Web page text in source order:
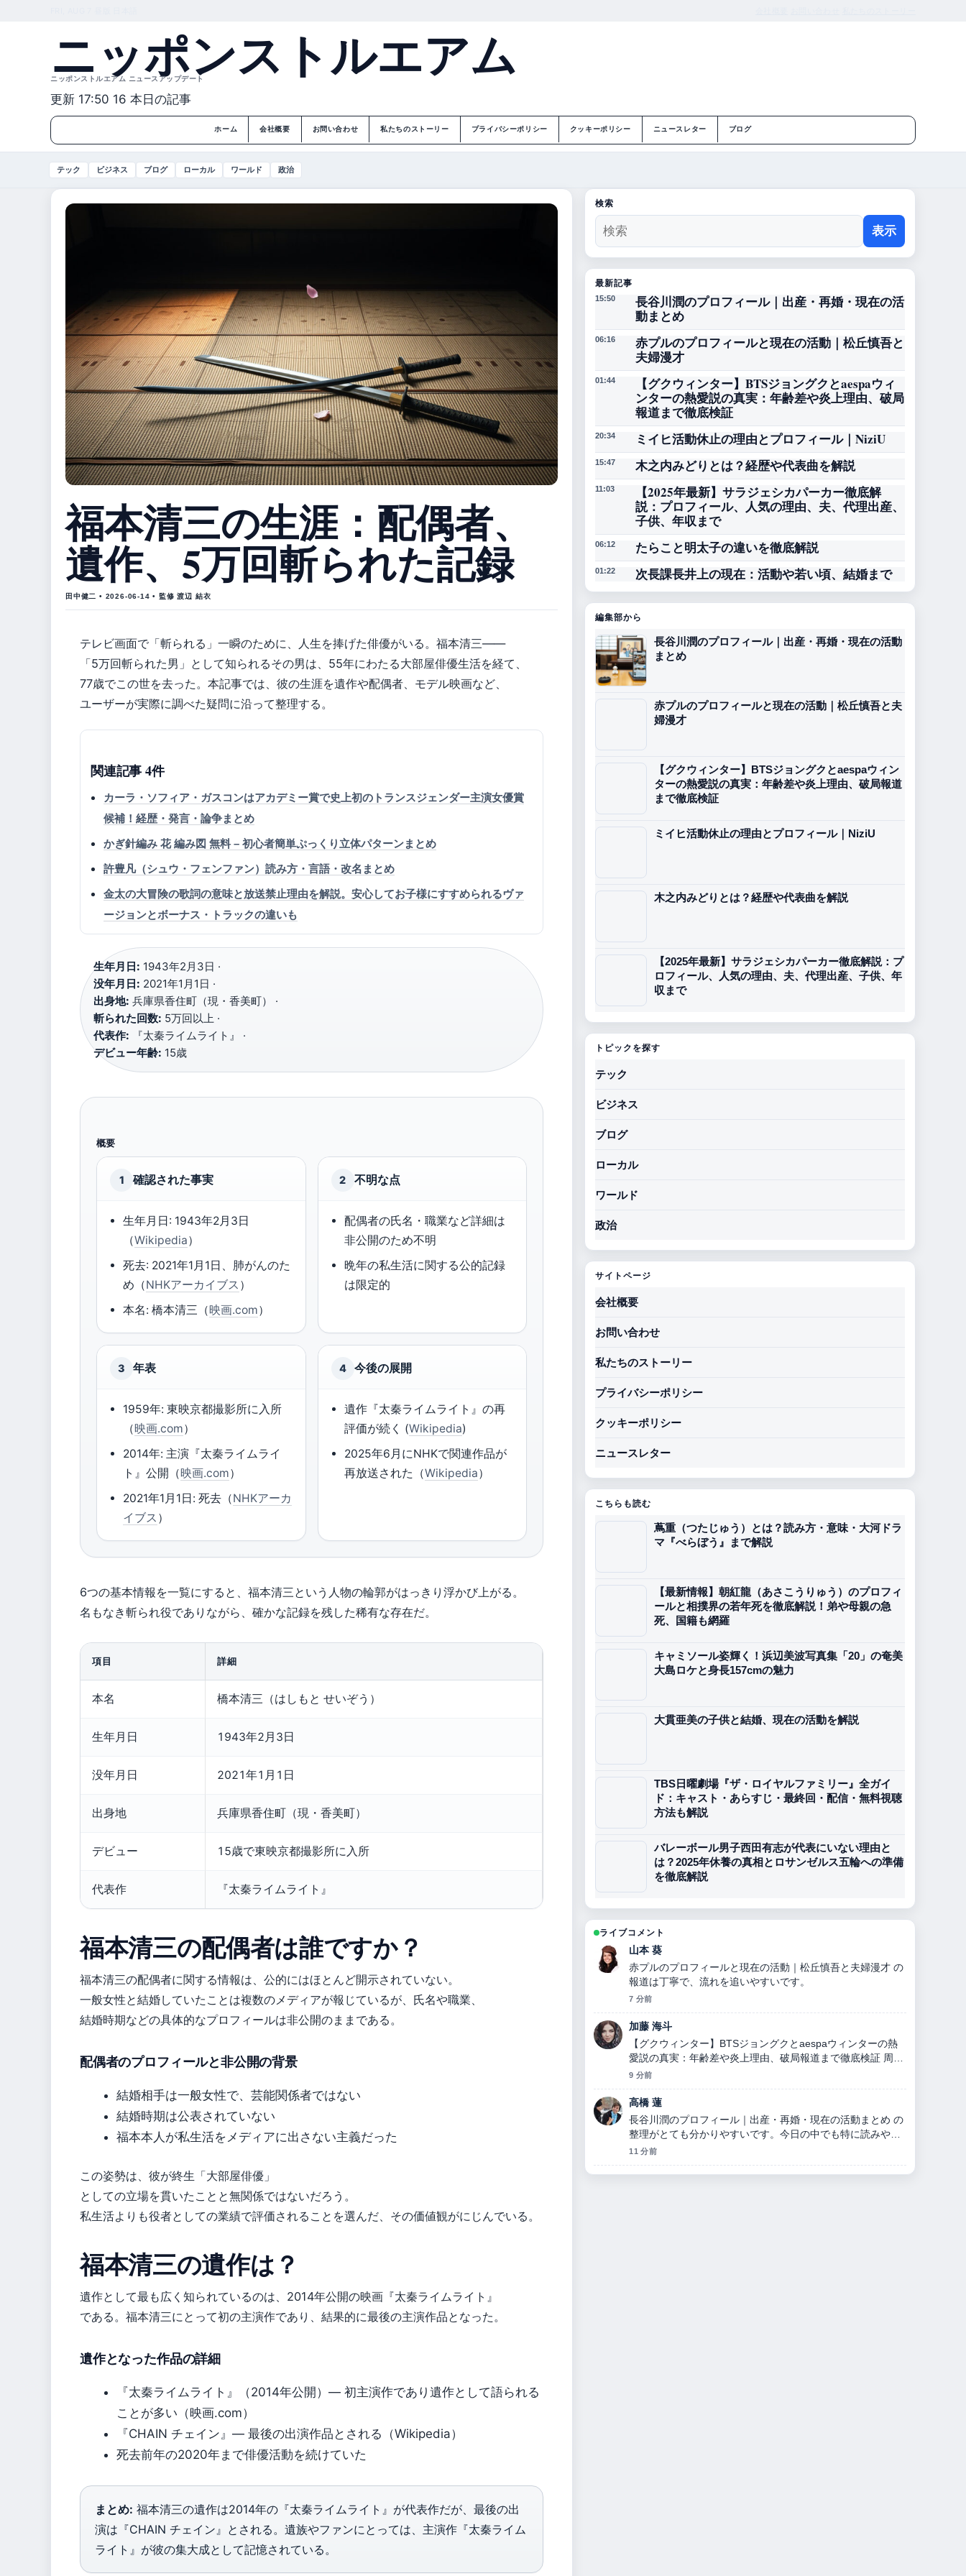
ニッポンストルエアム
ニッポンストルエアム ニュースアップデート
更新 17:50 16 本日の記事
ホーム 会社概要 お問い合わせ 私たちのストーリー プライバシーポリシー クッキーポリシー ニュースレター ブログ
テック ビジネス ブログ ローカル ワールド 政治
福本清三の生涯：配偶者、
遺作、5万回斬られた記録
田中健二 • 2026-06-14 • 監修 渡辺 結衣
テレビ画面で「斬られる」一瞬のために、人生を捧げた俳優がいる。福本清三——
「5万回斬られた男」として知られるその男は、55年にわたる大部屋俳優生活を経て、
77歳でこの世を去った。本記事では、彼の生涯を遺作や配偶者、モデル映画など、
ユーザーが実際に調べた疑問に沿って整理する。
関連記事 4件
カーラ・ソフィア・ガスコンはアカデミー賞で史上初のトランスジェンダー主演女優賞
候補！経歴・発言・論争まとめ
かぎ針編み 花 編み図 無料 – 初心者簡単ぷっくり立体パターンまとめ
許豊凡（シュウ・フェンファン）読み方・言語・改名まとめ
金太の大冒険の歌詞の意味と放送禁止理由を解説。安心してお子様にすすめられるヴァ
ージョンとボーナス・トラックの違いも
生年月日: 1943年2月3日 ·
没年月日: 2021年1月1日 ·
出身地: 兵庫県香住町（現・香美町） ·
斬られた回数: 5万回以上 ·
代表作: 『太秦ライムライト』 ·
デビュー年齢: 15歳
概要
1 確認された事実
生年月日: 1943年2月3日
（Wikipedia）
死去: 2021年1月1日、肺がんのた
め（NHKアーカイブス ）
本名: 橋本清三（映画.com）
2 不明な点
配偶者の氏名・職業など詳細は
非公開のため不明
晩年の私生活に関する公的記録
は限定的
3 年表
1959年: 東映京都撮影所に入所
（映画.com）
2014年: 主演『太秦ライムライ
ト』公開（映画.com）
2021年1月1日: 死去（NHKアーカ
イブス ）
4 今後の展開
遺作『太秦ライムライト』の再
評価が続く (Wikipedia)
2025年6月にNHKで関連作品が
再放送された（Wikipedia）
6つの基本情報を一覧にすると、福本清三という人物の輪郭がはっきり浮かび上がる。
名もなき斬られ役でありながら、確かな記録を残した稀有な存在だ。
項目 詳細
本名 橋本清三（はしもと せいぞう）
生年月日 1943年2月3日
没年月日 2021年1月1日
出身地 兵庫県香住町（現・香美町）
デビュー 15歳で東映京都撮影所に入所
代表作 『太秦ライムライト』
福本清三の配偶者は誰ですか？
福本清三の配偶者に関する情報は、公的にはほとんど開示されていない。
一般女性と結婚していたことは複数のメディアが報じているが、氏名や職業、
結婚時期などの具体的なプロフィールは非公開のままである。
配偶者のプロフィールと非公開の背景
結婚相手は一般女性で、芸能関係者ではない
結婚時期は公表されていない
福本本人が私生活をメディアに出さない主義だった
この姿勢は、彼が終生「大部屋俳優」
としての立場を貫いたことと無関係ではないだろう。
私生活よりも役者としての業績で評価されることを選んだ、その価値観がにじんでいる。
福本清三の遺作は？
遺作として最も広く知られているのは、2014年公開の映画『太秦ライムライト』
である。福本清三にとって初の主演作であり、結果的に最後の主演作品となった。
遺作となった作品の詳細
『太秦ライムライト』（2014年公開）— 初主演作であり遺作として語られる
ことが多い（映画.com）
『CHAIN チェイン』— 最後の出演作品とされる（Wikipedia）
死去前年の2020年まで俳優活動を続けていた
まとめ: 福本清三の遺作は2014年の『太秦ライムライト』が代表作だが、最後の出
演は『CHAIN チェイン』とされる。遺族やファンにとっては、主演作『太秦ライム
ライト』が彼の集大成として記憶されている。
検索
表示
最新記事
15:50
長谷川潤のプロフィール｜出産・再婚・現在の活
動まとめ
06:16
赤プルのプロフィールと現在の活動｜松丘慎吾と
夫婦漫才
01:44
【グクウィンター】BTSジョングクとaespaウィ
ンターの熱愛説の真実：年齢差や炎上理由、破局
報道まで徹底検証
20:34 ミイヒ活動休止の理由とプロフィール｜NiziU
15:47 木之内みどりとは？経歴や代表曲を解説
11:03
【2025年最新】サラジェシカパーカー徹底解
説：プロフィール、人気の理由、夫、代理出産、
子供、年収まで
06:12 たらこと明太子の違いを徹底解説
01:22 次長課長井上の現在：活動や若い頃、結婚まで
編集部から
長谷川潤のプロフィール｜出産・再婚・現在の活動
まとめ
赤プルのプロフィールと現在の活動｜松丘慎吾と夫
婦漫才
【グクウィンター】BTSジョングクとaespaウィン
ターの熱愛説の真実：年齢差や炎上理由、破局報道
まで徹底検証
ミイヒ活動休止の理由とプロフィール｜NiziU
木之内みどりとは？経歴や代表曲を解説
【2025年最新】サラジェシカパーカー徹底解説：プ
ロフィール、人気の理由、夫、代理出産、子供、年
収まで
トピックを探す
テック
ビジネス
ブログ
ローカル
ワールド
政治
サイトページ
会社概要
お問い合わせ
私たちのストーリー
プライバシーポリシー
クッキーポリシー
ニュースレター
こちらも読む
蔦重（つたじゅう）とは？読み方・意味・大河ドラ
マ『べらぼう』まで解説
【最新情報】朝紅龍（あさこうりゅう）のプロフィ
ールと相撲界の若年死を徹底解説！弟や母親の急
死、国籍も網羅
キャミソール姿輝く！浜辺美波写真集「20」の奄美
大島ロケと身長157cmの魅力
大貫亜美の子供と結婚、現在の活動を解説
TBS日曜劇場『ザ・ロイヤルファミリー』全ガイ
ド：キャスト・あらすじ・最終回・配信・無料視聴
方法も解説
バレーボール男子西田有志が代表にいない理由と
は？2025年休養の真相とロサンゼルス五輪への準備
を徹底解説
ライブコメント
山本 葵
赤プルのプロフィールと現在の活動｜松丘慎吾と夫婦漫才 の
報道は丁寧で、流れを追いやすいです。
7 分前
加藤 海斗
【グクウィンター】BTSジョングクとaespaウィンターの熱
愛説の真実：年齢差や炎上理由、破局報道まで徹底検証 周辺
の検証がしっかりしていて安心感があります。
9 分前
高橋 蓮
長谷川潤のプロフィール｜出産・再婚・現在の活動まとめ の
整理がとても分かりやすいです。今日の中でも特に読みやす
いです。
11 分前